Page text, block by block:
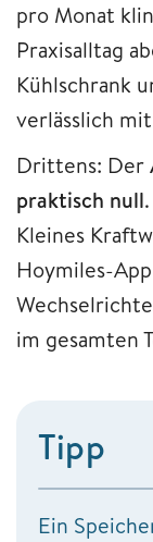
pro Monat
Praxisalltag
Kühlschrank
verlässlich
Drittens: Der
praktisch null
Kleines
Hoymiles-
im gesamten
Tipp
Ein